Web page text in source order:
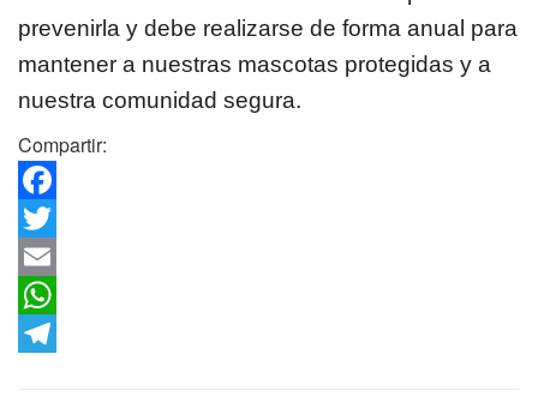
prevenirla y debe realizarse de forma anual para
mantener a nuestras mascotas protegidas y a
nuestra comunidad segura.
Compartir:
F
a
c
e
T
w
E
m
W